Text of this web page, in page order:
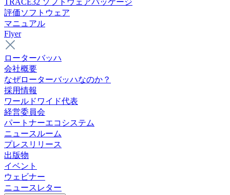
TRACE32 ソフトウェアパッケージ
評価ソフトウェア
マニュアル
Flyer
ローターバッハ
会社概要
なぜローターバッハなのか？
採用情報
ワールドワイド代表
経営委員会
パートナーエコシステム
ニュースルーム
プレスリリース
出版物
イベント
ウェビナー
ニュースレター